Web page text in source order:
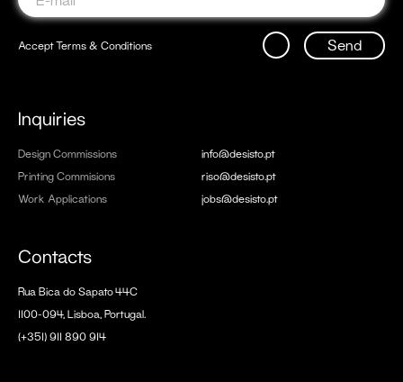
AcceptTerms & Conditions Send
Inquiries
Design Commissions
info@desisto.pt
Printing Commisions
riso@desisto.pt
Work Applications
jobs@desisto.pt
Contacts
Rua Bica do Sapato 44C
1100-094, Lisboa, Portugal.
(+351) 911 890 914